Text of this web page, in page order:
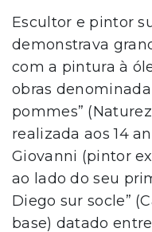
Escultor e pintor
demonstrava
com a pintura à
obras
pommes”
realizada aos 14
Giovanni (pintor
ao lado do seu
Diego sur socle”
base) datado entre